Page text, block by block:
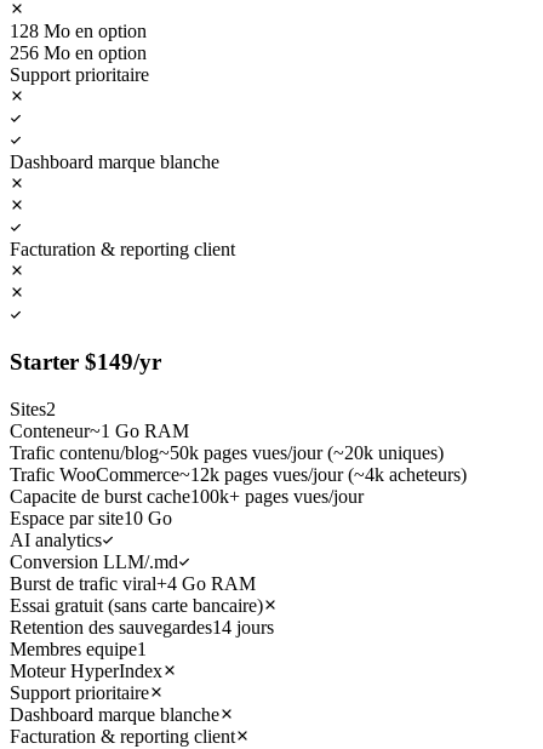
128 Mo en option
256 Mo en option
Support prioritaire
Dashboard marque blanche
Facturation & reporting client
Starter $149/yr
Sites2
Conteneur~1 Go RAM
Trafic contenu/blog~50k pages vues/jour (~20k uniques)
Trafic WooCommerce~12k pages vues/jour (~4k acheteurs)
Capacite de burst cache100k+ pages vues/jour
Espace par site10 Go
AI analytics
Conversion LLM/.md
Burst de trafic viral+4 Go RAM
Essai gratuit (sans carte bancaire)
Retention des sauvegardes14 jours
Membres equipe1
Moteur HyperIndex
Support prioritaire
Dashboard marque blanche
Facturation & reporting client